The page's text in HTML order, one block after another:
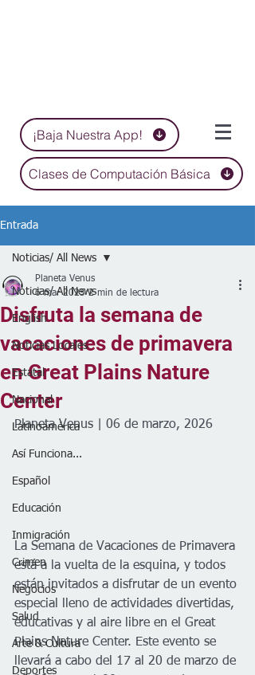
¡Baja Nuestra App!
Clases de Computación Básica
Entrada
Noticias/ All News
English
Noticias Locales
Estatal
Nacional
Latinoamérica
Así Funciona...
Español
Educación
Inmigración
Crimen
Negocios
Salud
Arte & Cultura
Deportes
Noticias/ All News
Disfruta la semana de
vacaciones de primavera
en Great Plains Nature
Center
Planeta Venus
6 mar 2025 2 min de lectura
Planeta Venus | 06 de marzo, 2026
La Semana de Vacaciones de Primavera
está a la vuelta de la esquina, y todos
están invitados a disfrutar de un evento
especial lleno de actividades divertidas,
educativas y al aire libre en el Great
Plains Nature Center. Este evento se
llevará a cabo del 17 al 20 de marzo de